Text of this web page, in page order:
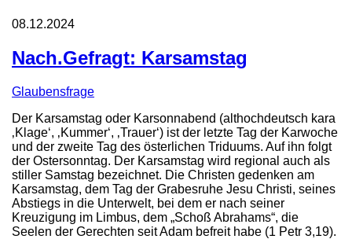
08.12.2024
Nach.Gefragt: Karsamstag
Glaubensfrage
Der Karsamstag oder Karsonnabend (althochdeutsch kara
‚Klage‘, ‚Kummer‘, ‚Trauer‘) ist der letzte Tag der Karwoche
und der zweite Tag des österlichen Triduums. Auf ihn folgt
der Ostersonntag. Der Karsamstag wird regional auch als
stiller Samstag bezeichnet. Die Christen gedenken am
Karsamstag, dem Tag der Grabesruhe Jesu Christi, seines
Abstiegs in die Unterwelt, bei dem er nach seiner
Kreuzigung im Limbus, dem „Schoß Abrahams“, die
Seelen der Gerechten seit Adam befreit habe (1 Petr 3,19).